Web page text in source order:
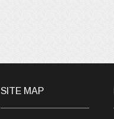
SITE MAP